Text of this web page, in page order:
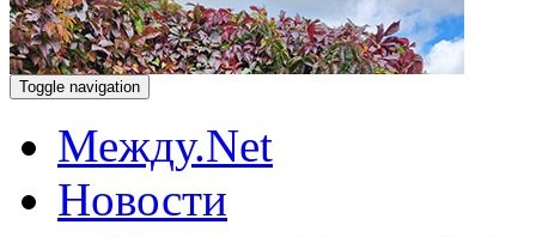
Toggle navigation
Между.Net
Новости